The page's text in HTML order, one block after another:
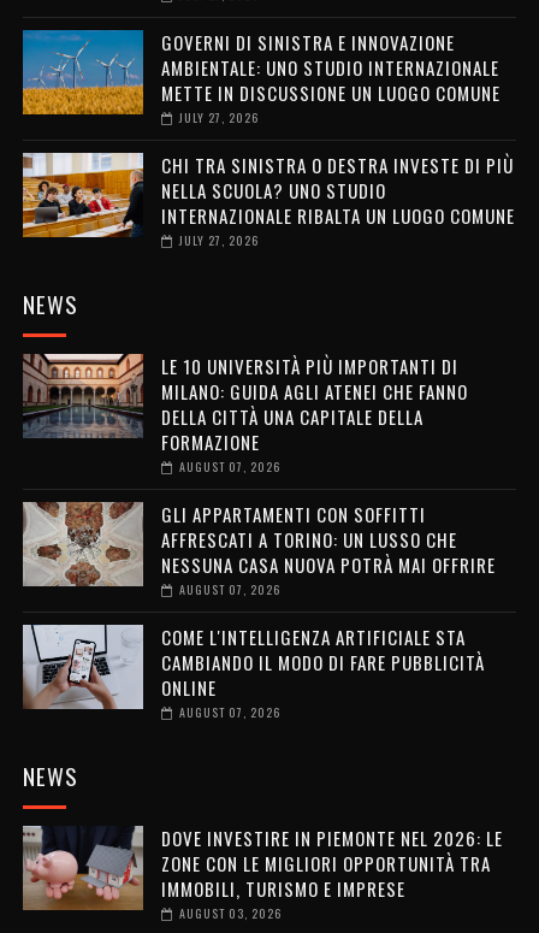
GOVERNI DI SINISTRA E INNOVAZIONE
AMBIENTALE: UNO STUDIO INTERNAZIONALE
METTE IN DISCUSSIONE UN LUOGO COMUNE
JULY 27, 2026
CHI TRA SINISTRA O DESTRA INVESTE DI PIÙ
NELLA SCUOLA? UNO STUDIO
INTERNAZIONALE RIBALTA UN LUOGO COMUNE
JULY 27, 2026
NEWS
LE 10 UNIVERSITÀ PIÙ IMPORTANTI DI
MILANO: GUIDA AGLI ATENEI CHE FANNO
DELLA CITTÀ UNA CAPITALE DELLA
FORMAZIONE
AUGUST 07, 2026
GLI APPARTAMENTI CON SOFFITTI
AFFRESCATI A TORINO: UN LUSSO CHE
NESSUNA CASA NUOVA POTRÀ MAI OFFRIRE
AUGUST 07, 2026
COME L'INTELLIGENZA ARTIFICIALE STA
CAMBIANDO IL MODO DI FARE PUBBLICITÀ
ONLINE
AUGUST 07, 2026
NEWS
DOVE INVESTIRE IN PIEMONTE NEL 2026: LE
ZONE CON LE MIGLIORI OPPORTUNITÀ TRA
IMMOBILI, TURISMO E IMPRESE
AUGUST 03, 2026